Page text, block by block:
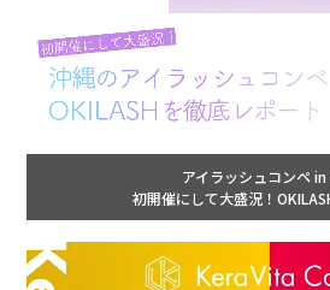
アイラッシュコンペ in
初開催にして大盛況！